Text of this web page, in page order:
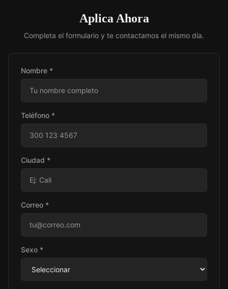
Aplica Ahora
Completa el formulario y te contactamos el mismo día.
Nombre *
Teléfono *
Ciudad *
Correo *
Sexo *